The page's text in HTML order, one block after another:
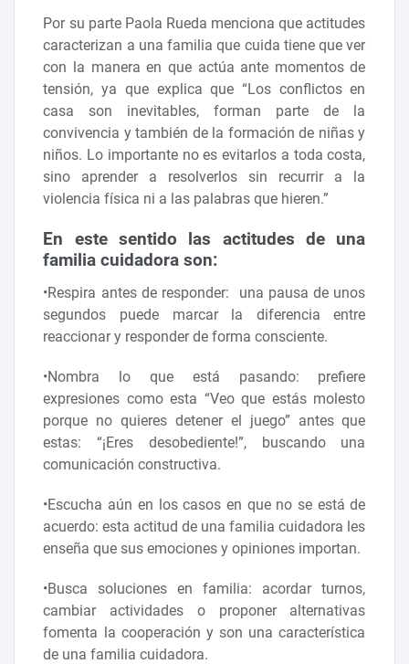
Por su parte Paola Rueda menciona que actitudes
caracterizan a una familia que cuida tiene que ver
con la manera en que actúa ante momentos de
tensión, ya que explica que “Los conflictos en
casa son inevitables, forman parte de la
convivencia y también de la formación de niñas y
niños. Lo importante no es evitarlos a toda costa,
sino aprender a resolverlos sin recurrir a la
violencia física ni a las palabras que hieren.”
En este sentido las actitudes de una
familia cuidadora son:
•Respira antes de responder: una pausa de unos
segundos puede marcar la diferencia entre
reaccionar y responder de forma consciente.
•Nombra lo que está pasando: prefiere
expresiones como esta “Veo que estás molesto
porque no quieres detener el juego” antes que
estas: “¡Eres desobediente!”, buscando una
comunicación constructiva.
•Escucha aún en los casos en que no se está de
acuerdo: esta actitud de una familia cuidadora les
enseña que sus emociones y opiniones importan.
•Busca soluciones en familia: acordar turnos,
cambiar actividades o proponer alternativas
fomenta la cooperación y son una característica
de una familia cuidadora.